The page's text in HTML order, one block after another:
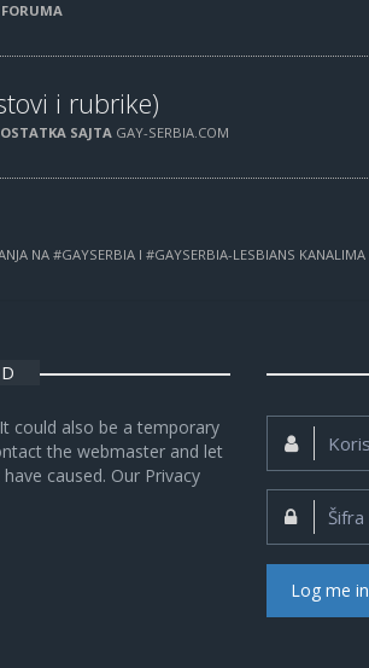
FORUMA
i rubrike)
OSTATKA SAJTA GAY-SERBIA.COM
NA #GAYSERBIA I #GAYSERBIA-LESBIANS KANALIMA
could also be a temporary
the webmaster and let
caused. Our Privacy
Korisničko
Šifra:
Log me in